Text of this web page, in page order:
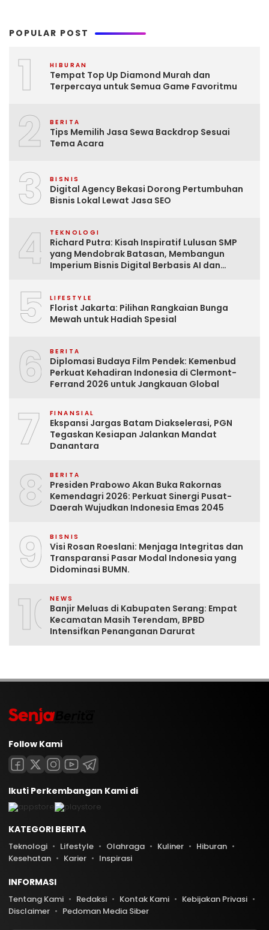
POPULAR POST
1 HIBURAN
Tempat Top Up Diamond Murah dan
Terpercaya untuk Semua Game Favoritmu
2 BERITA
Tips Memilih Jasa Sewa Backdrop Sesuai
Tema Acara
3 BISNIS
Digital Agency Bekasi Dorong Pertumbuhan
Bisnis Lokal Lewat Jasa SEO
4 TEKNOLOGI
Richard Putra: Kisah Inspiratif Lulusan SMP
yang Mendobrak Batasan, Membangun
Imperium Bisnis Digital Berbasis AI dan
5 LIFESTYLE
Florist Jakarta: Pilihan Rangkaian Bunga
Mewah untuk Hadiah Spesial
6 BERITA
Diplomasi Budaya Film Pendek: Kemenbud
Perkuat Kehadiran Indonesia di Clermont-
Ferrand 2026 untuk Jangkauan Global
7 FINANSIAL
Ekspansi Jargas Batam Diakselerasi, PGN
Tegaskan Kesiapan Jalankan Mandat
Danantara
8 BERITA
Presiden Prabowo Akan Buka Rakornas
Kemendagri 2026: Perkuat Sinergi Pusat-
Daerah Wujudkan Indonesia Emas 2045
9 BISNIS
Visi Rosan Roeslani: Menjaga Integritas dan
Transparansi Pasar Modal Indonesia yang
Didominasi BUMN.
10NEWS
Banjir Meluas di Kabupaten Serang: Empat
Kecamatan Masih Terendam, BPBD
Intensifkan Penanganan Darurat
Follow Kami
Ikuti Perkembangan Kami di
KATEGORI BERITA
Teknologi Lifestyle Olahraga Kuliner
Hiburan
Kesehatan
Karier Inspirasi
INFORMASI
Tentang Kami Redaksi Kontak Kami
Kebijakan Privasi
Disclaimer
Pedoman Media Siber